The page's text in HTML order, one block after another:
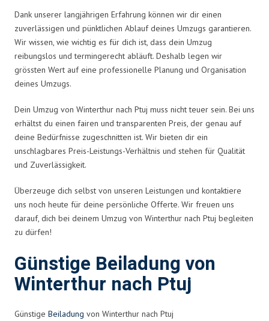
Dank unserer langjährigen Erfahrung können wir dir einen
zuverlässigen und pünktlichen Ablauf deines Umzugs garantieren.
Wir wissen, wie wichtig es für dich ist, dass dein Umzug
reibungslos und termingerecht abläuft. Deshalb legen wir
grössten Wert auf eine professionelle Planung und Organisation
deines Umzugs.
Dein Umzug von Winterthur nach Ptuj muss nicht teuer sein. Bei uns
erhältst du einen fairen und transparenten Preis, der genau auf
deine Bedürfnisse zugeschnitten ist. Wir bieten dir ein
unschlagbares Preis-Leistungs-Verhältnis und stehen für Qualität
und Zuverlässigkeit.
Überzeuge dich selbst von unseren Leistungen und kontaktiere
uns noch heute für deine persönliche Offerte. Wir freuen uns
darauf, dich bei deinem Umzug von Winterthur nach Ptuj begleiten
zu dürfen!
Günstige Beiladung von
Winterthur nach Ptuj
Günstige Beiladung von Winterthur nach Ptuj